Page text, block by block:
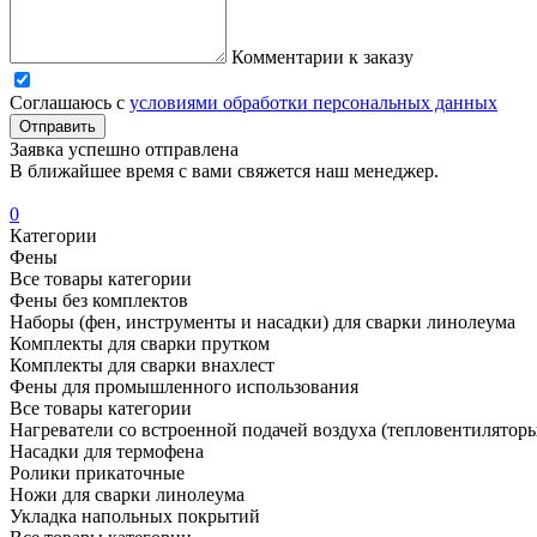
Комментарии к заказу
Соглашаюсь с условиями обработки персональных данных
Отправить
Заявка успешно отправлена
В ближайшее время с вами свяжется наш менеджер.
0
Категории
Фены
Все товары категории
Фены без комплектов
Наборы (фен, инструменты и насадки) для сварки линолеума
Комплекты для сварки прутком
Комплекты для сварки внахлест
Фены для промышленного использования
Все товары категории
Нагреватели со встроенной подачей воздуха
Насадки для термофена
Ролики прикаточные
Ножи для сварки линолеума
Укладка напольных покрытий